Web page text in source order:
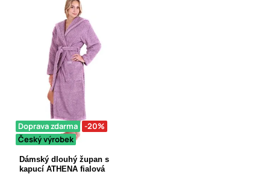
Doprava zdarma
-20%
Český výrobek
Dámský dlouhý župan s
kapucí ATHENA fialová